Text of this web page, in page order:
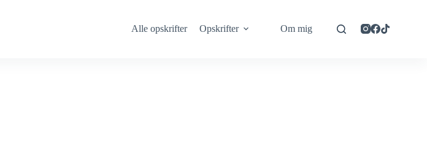
Alle opskrifter Opskrifter Om mig